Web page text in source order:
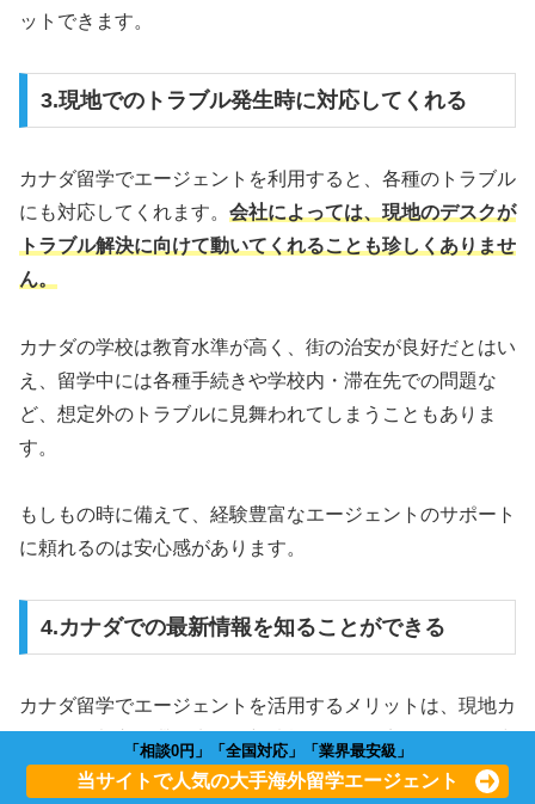
ットできます。
3.現地でのトラブル発生時に対応してくれる
カナダ留学でエージェントを利用すると、各種のトラブル
にも対応してくれます。 会社によっては、現地のデスクが
トラブル解決に向けて動いてくれることも珍しくありませ
ん。
カナダの学校は教育水準が高く、街の治安が良好だとはい
え、留学中には各種手続きや学校内・滞在先での問題な
ど、想定外のトラブルに見舞われてしまうこともありま
す。
もしもの時に備えて、経験豊富なエージェントのサポート
に頼れるのは安心感があります。
4.カナダでの最新情報を知ることができる
カナダ留学でエージェントを活用するメリットは、現地カ
ナダの各都市や滞在先の最新情報を知れる点です。留学中
に知っておきたいポイントについて理解した上で留学でき
「相談0円」「全国対応」「業界最安級」
当サイトで人気の大手海外留学エージェント